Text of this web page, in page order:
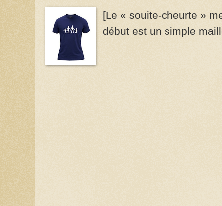
[Le « souite-cheurte »
début est un simple